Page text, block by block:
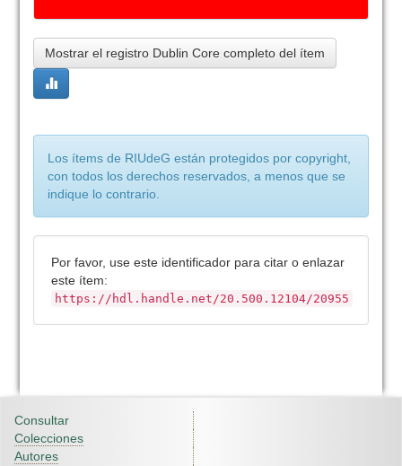
Mostrar el registro Dublin Core completo del ítem
Los ítems de RIUdeG están protegidos por copyright,
con todos los derechos reservados, a menos que se
indique lo contrario.
Por favor, use este identificador para citar o enlazar
este ítem:
https://hdl.handle.net/20.500.12104/20955
Consultar
Colecciones
Autores